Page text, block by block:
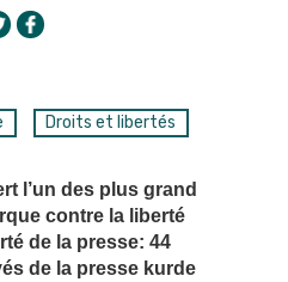
Droits et libertés
l’un des plus grand
contre la liberté
de la presse: 44
de la presse kurde